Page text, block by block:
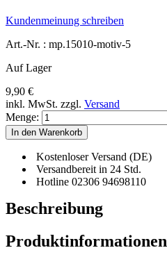
Kundenmeinung schreiben
Art.-Nr. : mp.15010-motiv-5
Auf Lager
9,90 €
inkl. MwSt. zzgl. Versand
Menge:
In den Warenkorb
Kostenloser Versand (DE)
Versandbereit in 24 Std.
Hotline 02306 94698110
Beschreibung
Produktinformationen